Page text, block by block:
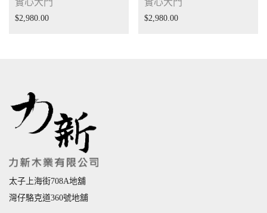
實心大門
$2,980.00
實心大門
$2,980.00
太子上海街708A地舖
灣仔駱克道360號地舖